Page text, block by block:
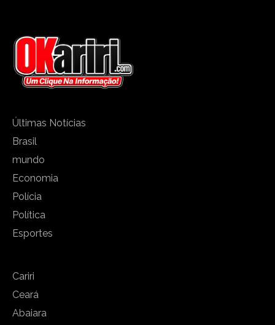
Últimas Notícias
Brasil
mundo
Economia
Polícia
Política
Esportes
Cariri
Ceará
Abaiara